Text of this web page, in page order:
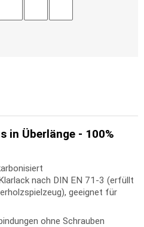
in Überlänge - 100%
nach DIN EN 71-3 (erfüllt
geeignet für
ohne Schrauben